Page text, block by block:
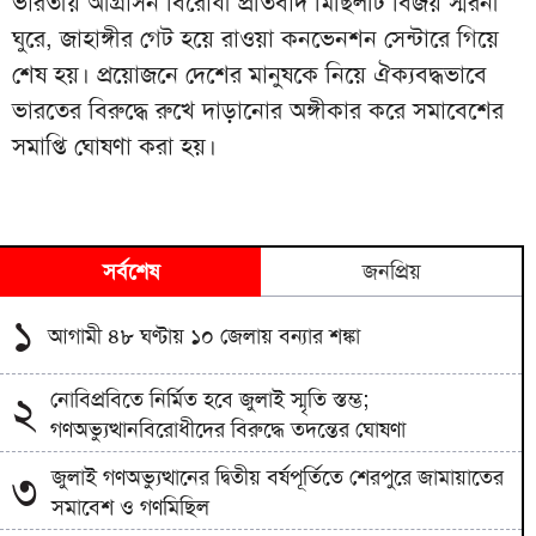
ঘুরে, জাহাঙ্গীর গেট হয়ে রাওয়া কনভেনশন সেন্টারে গিয়ে
শেষ হয়। প্রয়োজনে দেশের মানুষকে নিয়ে ঐক্যবদ্ধভাবে
ভারতের বিরুদ্ধে রুখে দাড়ানোর অঙ্গীকার করে সমাবেশের
সমাপ্তি ঘোষণা করা হয়।
সর্বশেষ জনপ্রিয়
১ আগামী ৪৮ ঘণ্টায় ১০ জেলায় বন্যার শঙ্কা
২
নোবিপ্রবিতে নির্মিত হবে জুলাই স্মৃতি স্তম্ভ;
গণঅভ্যুত্থানবিরোধীদের বিরুদ্ধে তদন্তের ঘোষণা
৩ জুলাই গণঅভ্যুত্থানের দ্বিতীয় বর্ষপূর্তিতে শেরপুরে জামায়াতের
সমাবেশ ও গণমিছিল